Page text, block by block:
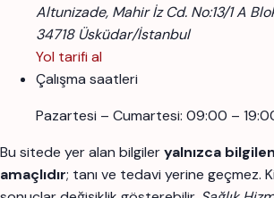
Altunizade, Mahir İz Cd. No:13/1 A
34718 Üsküdar/İstanbul
Yol tarifi al
Çalışma saatleri
Pazartesi – Cumartesi: 09:00 –
Bu sitede yer alan bilgileryalnızca
amaçlıdır; tanı ve tedavi yerine geçmez.